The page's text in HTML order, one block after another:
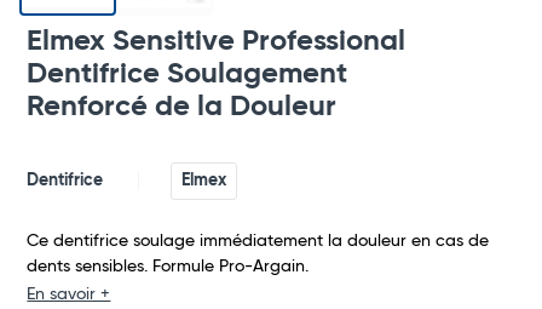
Elmex Sensitive Professional
Dentifrice Soulagement
Renforcé de la Douleur
Dentifrice Elmex
Ce dentifrice soulage immédiatement la douleur en cas de
dents sensibles. Formule Pro-Argain.
En savoir +